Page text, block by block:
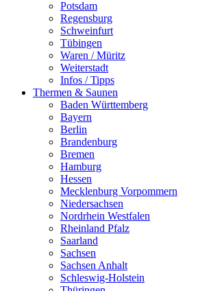
Potsdam
Regensburg
Schweinfurt
Tübingen
Waren / Müritz
Weiterstadt
Infos / Tipps
Thermen & Saunen
Baden Württemberg
Bayern
Berlin
Brandenburg
Bremen
Hamburg
Hessen
Mecklenburg Vorpommern
Niedersachsen
Nordrhein Westfalen
Rheinland Pfalz
Saarland
Sachsen
Sachsen Anhalt
Schleswig-Holstein